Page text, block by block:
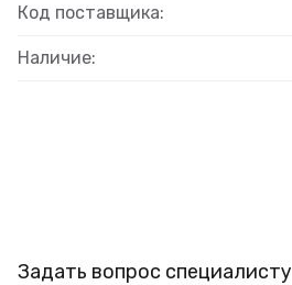
Код поставщика:
Наличие:
Задать вопрос специалисту